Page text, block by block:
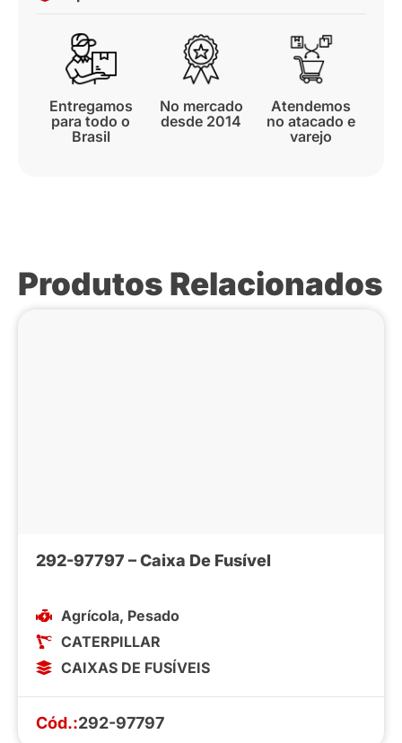
Entregamos
para todo o
Brasil
No mercado
desde 2014
Atendemos
no atacado e
varejo
Produtos Relacionados
292-97797 – Caixa De Fusível
Agrícola, Pesado
CATERPILLAR
CAIXAS DE FUSÍVEIS
Cód.:292-97797